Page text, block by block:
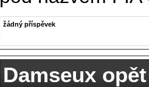
žádný příspěvek
Damseux